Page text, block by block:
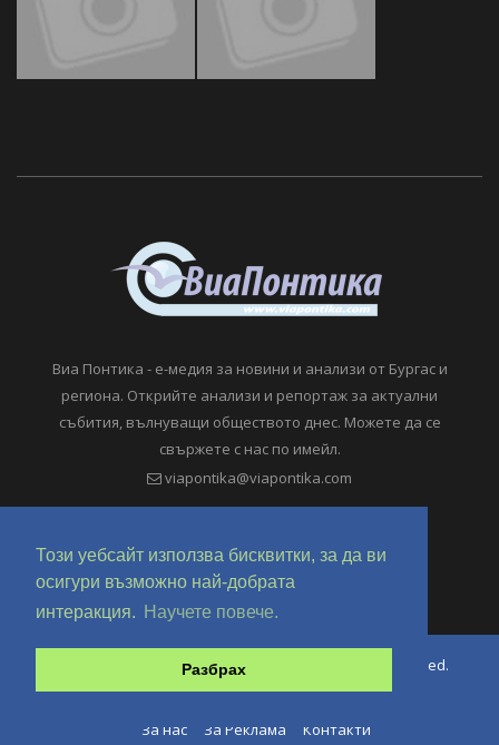
Този уебсайт използва бисквитки, за да ви
осигури възможно най-добрата
интеракция.
Научете повече.
Разбрах
Виа Понтика - е-медия за новини и анализи от Бургас и
региона. Открийте анализи и репортаж за актуални
събития, вълнуващи обществото днес. Можете да се
свържете с нас по имейл.
viapontika@viapontika.com
Copyright © 2018-2024 ViaPontika.com. All Rights Reserved.
Development @ OverHertz LtdΩ
За нас
За Реклама Контакти